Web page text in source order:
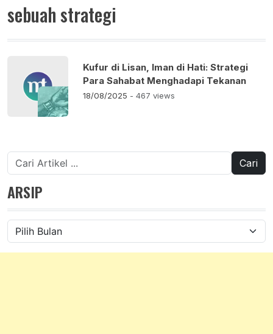
sebuah strategi
Kufur di Lisan, Iman di Hati: Strategi
Para Sahabat Menghadapi Tekanan
18/08/2025 - 467 views
Cari
untuk:
ARSIP
Arsip